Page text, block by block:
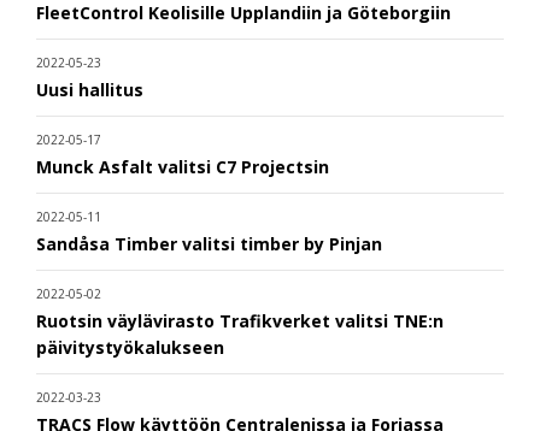
FleetControl Keolisille Upplandiin ja Göteborgiin
2022-05-23
Uusi hallitus
2022-05-17
Munck Asfalt valitsi C7 Projectsin
2022-05-11
Sandåsa Timber valitsi timber by Pinjan
2022-05-02
Ruotsin väylävirasto Trafikverket valitsi TNE:n
päivitystyökalukseen
2022-03-23
TRACS Flow käyttöön Centralenissa ja Foriassa